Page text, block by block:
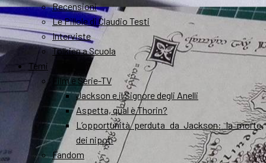
Recensioni
Le Pillole di Claudio Testi
Interviste
Tolkien a Scuola
Temi
Film e Serie-TV
Jackson e il Signore degli Anelli
Aspetta, qual è Thorin?
L’opportunità perduta da Jackson: la morte
dei nipoti
Fandom